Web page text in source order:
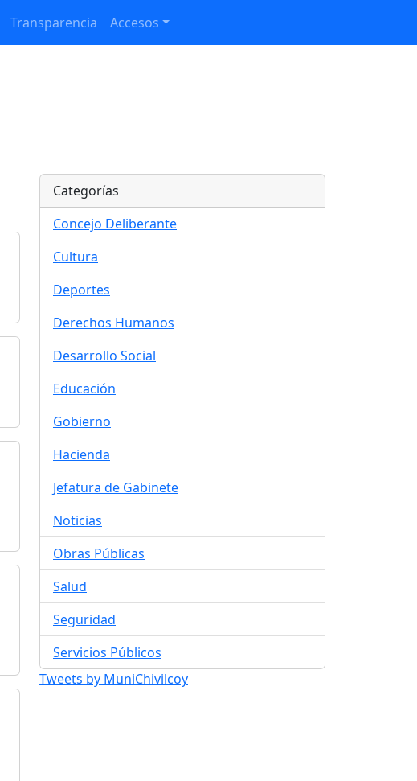
Transparencia Accesos
Categorías
Concejo Deliberante
Cultura
Deportes
Derechos Humanos
Desarrollo Social
Educación
Gobierno
Hacienda
Jefatura de Gabinete
Noticias
Obras Públicas
Salud
Seguridad
Servicios Públicos
Tweets by MuniChivilcoy